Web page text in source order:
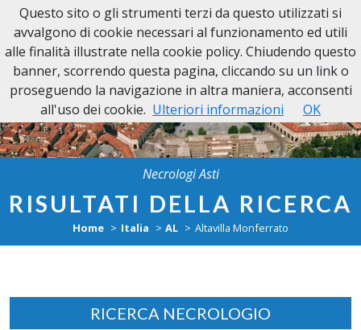
Necrologi Asti
Necrologi Asti
RISULTATI DELLA RICERCA
Home Italia AL Altavilla Monferrato
RICERCA NECROLOGIO
Questo sito o gli strumenti terzi da questo utilizzati si
avvalgono di cookie necessari al funzionamento ed utili
alle finalità illustrate nella cookie policy. Chiudendo questo
banner, scorrendo questa pagina, cliccando su un link o
proseguendo la navigazione in altra maniera, acconsenti
all'uso dei cookie. Ulteriori informazioni OK